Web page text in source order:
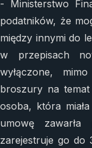
- Ministerstwo
podatników, że
między innymi do
w przepisach
wyłączone,
broszury na
osoba, która
umowę
zarejestruje go do